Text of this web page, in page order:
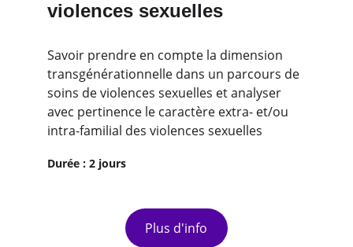
violences sexuelles
Savoir prendre en compte la dimension
transgénérationnelle dans un parcours de
soins de violences sexuelles et analyser
avec pertinence le caractère extra- et/ou
intra-familial des violences sexuelles
Durée : 2 jours
Plus d'info